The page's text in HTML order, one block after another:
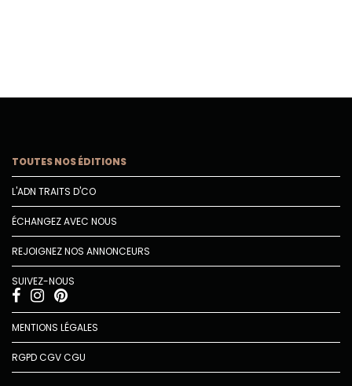
TOUTES NOS ÉDITIONS
L'ADN TRAITS D'CO
ÉCHANGEZ AVEC NOUS
REJOIGNEZ NOS ANNONCEURS
SUIVEZ-NOUS
MENTIONS LÉGALES
RGPDCGVCGU